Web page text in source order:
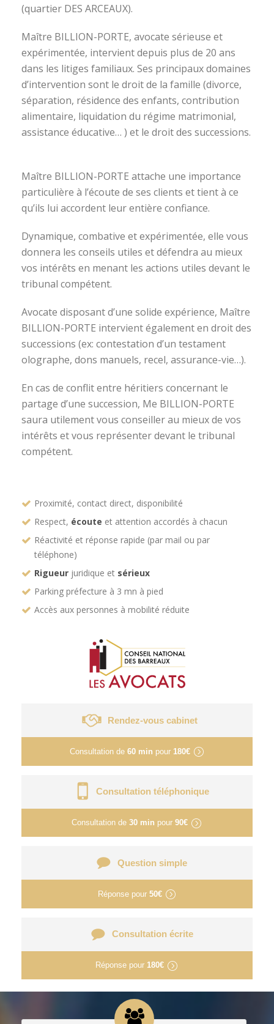
(quartier DES ARCEAUX).
Maître BILLION-PORTE, avocate sérieuse et
expérimentée, intervient depuis plus de 20 ans
dans les litiges familiaux. Ses principaux domaines
d’intervention sont le droit de la famille (divorce,
séparation, résidence des enfants, contribution
alimentaire, liquidation du régime matrimonial,
assistance éducative… ) et le droit des successions.
Maître BILLION-PORTE attache une importance
particulière à l’écoute de ses clients et tient à ce
qu’ils lui accordent leur entière confiance.
Dynamique, combative et expérimentée, elle vous
donnera les conseils utiles et défendra au mieux
vos intérêts en menant les actions utiles devant le
tribunal compétent.
Avocate disposant d’une solide expérience, Maître
BILLION-PORTE intervient également en droit des
successions (ex: contestation d’un testament
olographe, dons manuels, recel, assurance-vie…).
En cas de conflit entre héritiers concernant le
partage d’une succession, Me BILLION-PORTE
saura utilement vous conseiller au mieux de vos
intérêts et vous représenter devant le tribunal
compétent.
Proximité, contact direct, disponibilité
Respect, écoute et attention accordés à chacun
Réactivité et réponse rapide (par mail ou par
téléphone)
Rigueur juridique et sérieux
Parking préfecture à 3 mn à pied
Accès aux personnes à mobilité réduite
Rendez-vous cabinet
Consultation de 60 min pour 180€
Consultation téléphonique
Consultation de 30 min pour 90€
Question simple
Réponse pour 50€
Consultation écrite
Réponse pour 180€